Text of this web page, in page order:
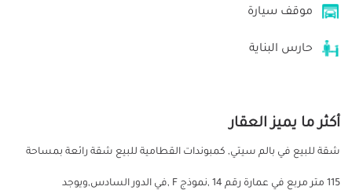
موقف سيارة
حارس البناية
أكثر ما يميز العقار
شقة للبيع في بالم سيتي, كمبوندات القطامية للبيع شقة رائعة بمساحة
115 متر مربع في عمارة رقم 14 ,نموذج F ,في الدور السادس,ويوجد